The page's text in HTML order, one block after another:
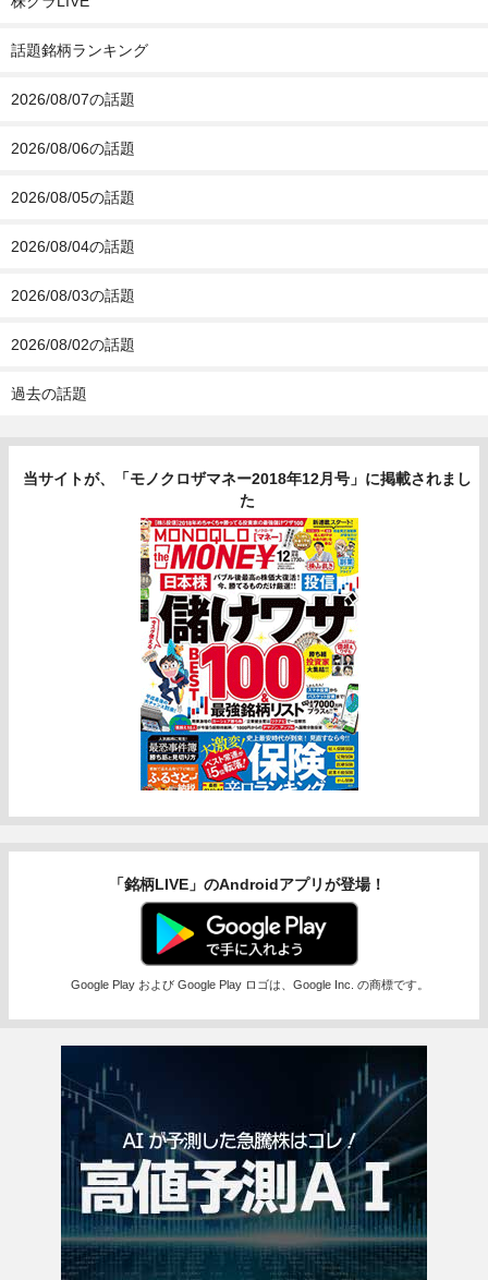
話題銘柄ランキング
2026/08/07の話題
2026/08/06の話題
2026/08/05の話題
2026/08/04の話題
2026/08/03の話題
2026/08/02の話題
過去の話題
当サイトが、「モノクロザマネー2018年12月号」に掲載されまし
た
「銘柄LIVE」のAndroidアプリが登場！
Google Play および Google Play ロゴは、Google Inc. の商標です。